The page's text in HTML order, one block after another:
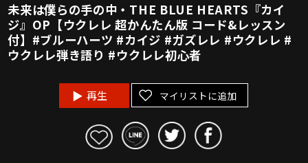
未来は僕らの手の中・THE BLUE HEARTS『カイ
ジ』OP【ウクレレ 超かんたん版 コード&レッスン
付】#ブルーハーツ #カイジ #ガズレレ #ウクレレ #
ウクレレ弾き語り #ウクレレ初心者
再生 マイリストに追加